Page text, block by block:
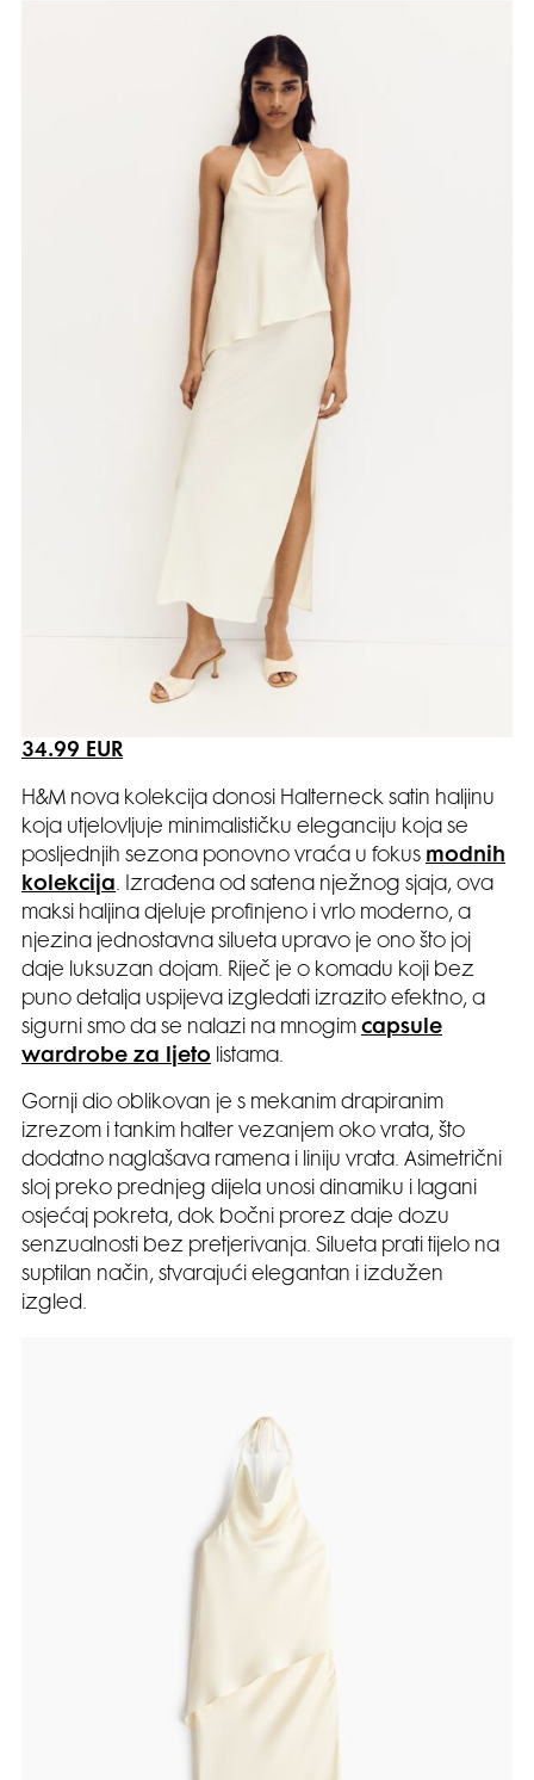
34.99 EUR
H&M nova kolekcija donosi Halterneck satin haljinu
koja utjelovljuje minimalističku eleganciju koja se
posljednjih sezona ponovno vraća u fokus modnih
kolekcija. Izrađena od satena nježnog sjaja, ova
maksi haljina djeluje profinjeno i vrlo moderno, a
njezina jednostavna silueta upravo je ono što joj
daje luksuzan dojam. Riječ je o komadu koji bez
puno detalja uspijeva izgledati izrazito efektno, a
sigurni smo da se nalazi na mnogim capsule
wardrobe za ljeto listama.
Gornji dio oblikovan je s mekanim drapiranim
izrezom i tankim halter vezanjem oko vrata, što
dodatno naglašava ramena i liniju vrata. Asimetrični
sloj preko prednjeg dijela unosi dinamiku i lagani
osjećaj pokreta, dok bočni prorez daje dozu
senzualnosti bez pretjerivanja. Silueta prati tijelo na
suptilan način, stvarajući elegantan i izdužen
izgled.